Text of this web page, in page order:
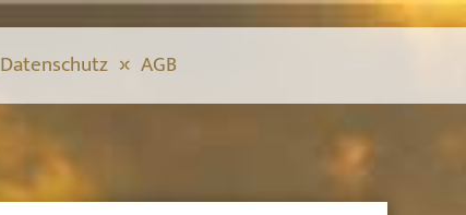
Datenschutz AGB